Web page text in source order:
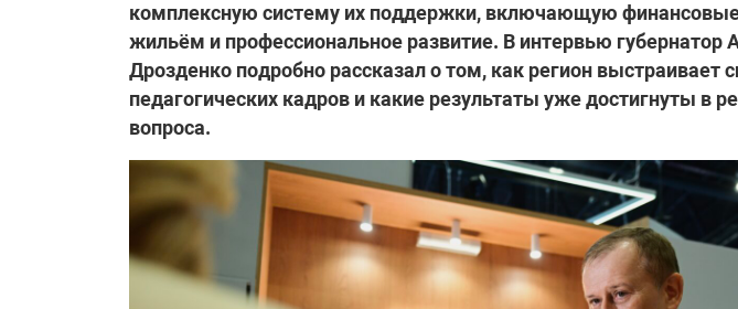
комплексную систему их поддержки, включающую
жильём и профессиональное развитие. В интервью губернатор
Дрозденко подробно рассказал о том, как регион выстраивает
педагогических кадров и какие результаты уже достигнуты в
вопроса.